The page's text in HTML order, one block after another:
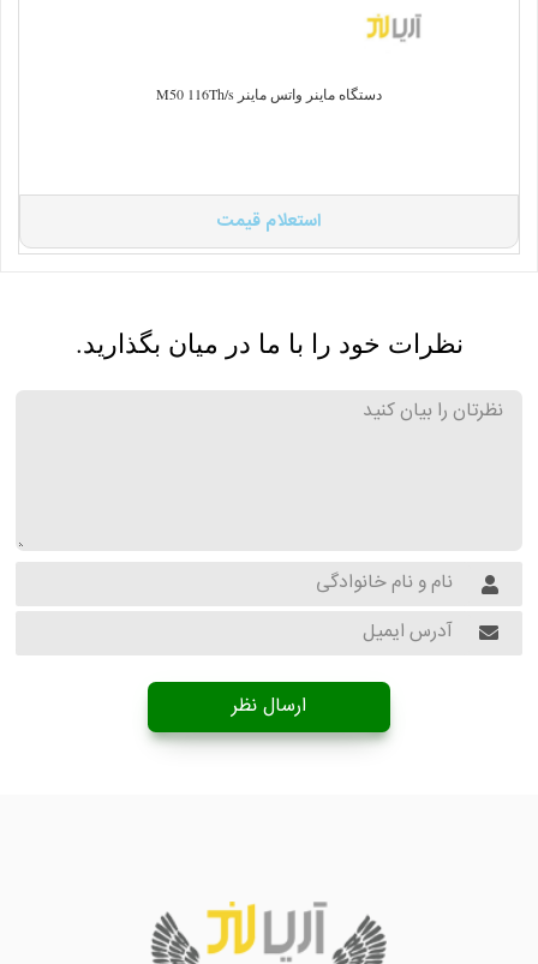
دستگاه ماینر واتس ماینر M50 116Th/s
استعلام قیمت
نظرات خود را با ما در میان بگذارید.
ارسال نظر